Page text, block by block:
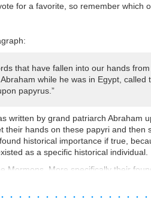
for a favorite, so remember which
that have fallen into our hands
while he was in Egypt, called
papyrus.”
written by grand patriarch Abraham
their hands on these papyri and then
historical importance if true,
as a specific historical individual.
Mormons. More specifically their
some other Egyptian writings